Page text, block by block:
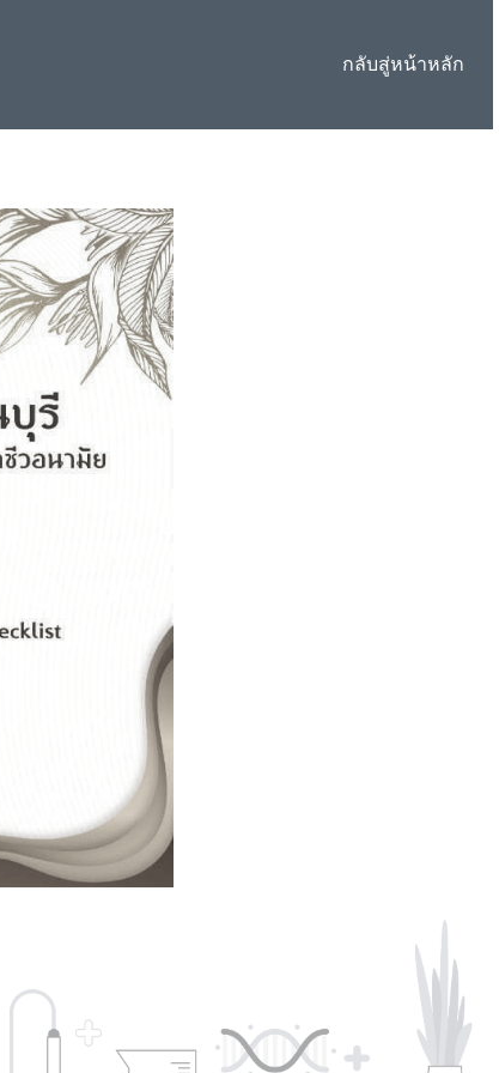
กลับสู่หน้าหลัก